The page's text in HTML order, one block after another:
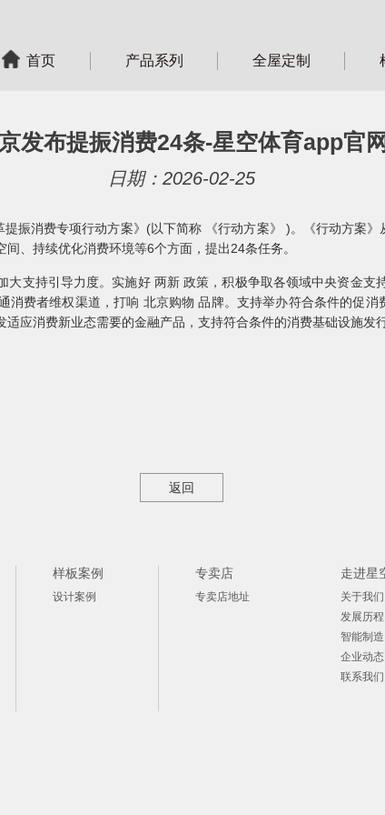
首页 产品系列 全屋定制
发布提振消费24条-星空体育app官
日期：2026-02-25
振消费专项行动方案》(以下简称 《行动方案》 )。《行动方案
、持续优化消费环境等6个方面，提出24条任务。
大支持引导力度。实施好 两新 政策，积极争取各领域中央资金支
消费者维权渠道，打响 北京购物 品牌。支持举办符合条件的促
应消费新业态需要的金融产品，支持符合条件的消费基础设施发
返回
样板案例
设计案例
专卖店
专卖店地址
走进星
关于我们
发展历程
智能制造
企业动态
联系我们